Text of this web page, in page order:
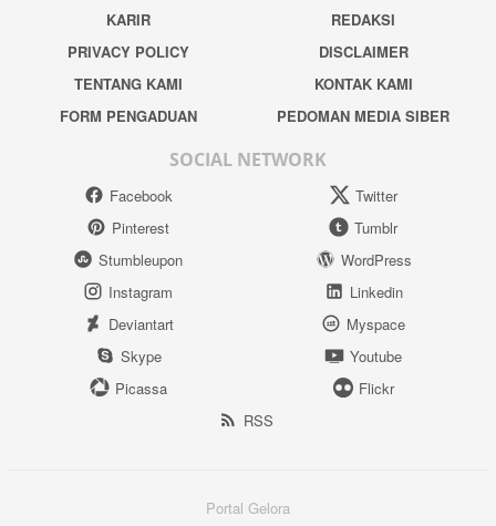
KARIR
REDAKSI
PRIVACY POLICY
DISCLAIMER
TENTANG KAMI
KONTAK KAMI
FORM PENGADUAN
PEDOMAN MEDIA SIBER
SOCIAL NETWORK
Facebook
Twitter
Pinterest
Tumblr
Stumbleupon
WordPress
Instagram
Linkedin
Deviantart
Myspace
Skype
Youtube
Picassa
Flickr
RSS
Portal Gelora